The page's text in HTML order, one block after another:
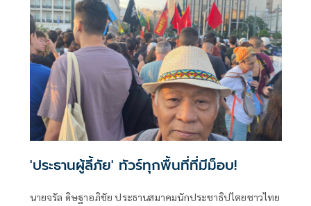
'ประธานผู้ลี้ภัย' ทัวร์ทุกพื้นที่ที่มีม็อบ!
นายจรัล ดิษฐาอภิชัย ประธานสมาคมนักประชาธิปไตยชาวไทย